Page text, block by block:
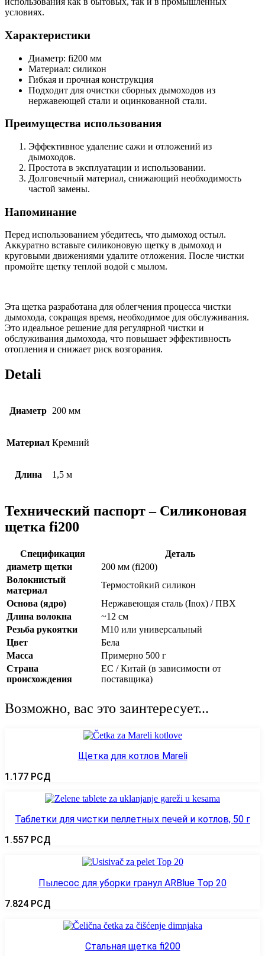
условиях.
Характеристики
Диаметр: fi200 мм
Материал: силикон
Гибкая и прочная конструкция
Подходит для очистки сборных дымоходов из
нержавеющей стали и оцинкованной стали.
Преимущества использования
Эффективное удаление сажи и отложений из
дымоходов.
Простота в эксплуатации и использовании.
Долговечный материал, снижающий необходимость
частой замены.
Напоминание
Перед использованием убедитесь, что дымоход остыл.
Аккуратно вставьте силиконовую щетку в дымоход и
круговыми движениями удалите отложения. После чистки
промойте щетку теплой водой с мылом.
Эта щетка разработана для облегчения процесса чистки
дымохода, сокращая время, необходимое для обслуживания.
Это идеальное решение для регулярной чистки и
обслуживания дымохода, что повышает эффективность
отопления и снижает риск возгорания.
Detali
Диаметр 200 мм
Материал Кремний
Длина 1,5 м
Технический паспорт – Силиконовая
щетка fi200
Спецификация
Деталь
диаметр щетки
200 мм (fi200)
Волокнистый
материал
Термостойкий силикон
Основа (ядро)
Нержавеющая сталь (Inox) / ПВХ
Длина волокна
~12 см
Резьба рукоятки
М10 или универсальный
Цвет
Бела
Масса
Примерно 500 г
Страна
происхождения
ЕС / Китай (в зависимости от
поставщика)
Возможно, вас это заинтересует...
Щетка для котлов Mareli
1.177 РСД
Таблетки для чистки пеллетных печей и котлов, 50 г
1.557 РСД
Пылесос для уборки гранул ARBlue Top 20
7.824 РСД
Стальная щетка fi200